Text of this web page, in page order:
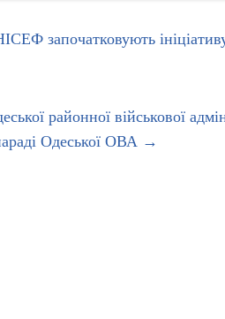
започатковують
районної військової
Одеської ОВА →